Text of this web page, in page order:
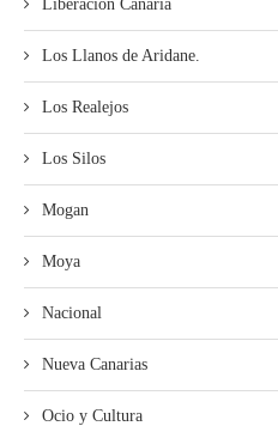
Liberación Canaria
Los Llanos de Aridane.
Los Realejos
Los Silos
Mogan
Moya
Nacional
Nueva Canarias
Ocio y Cultura